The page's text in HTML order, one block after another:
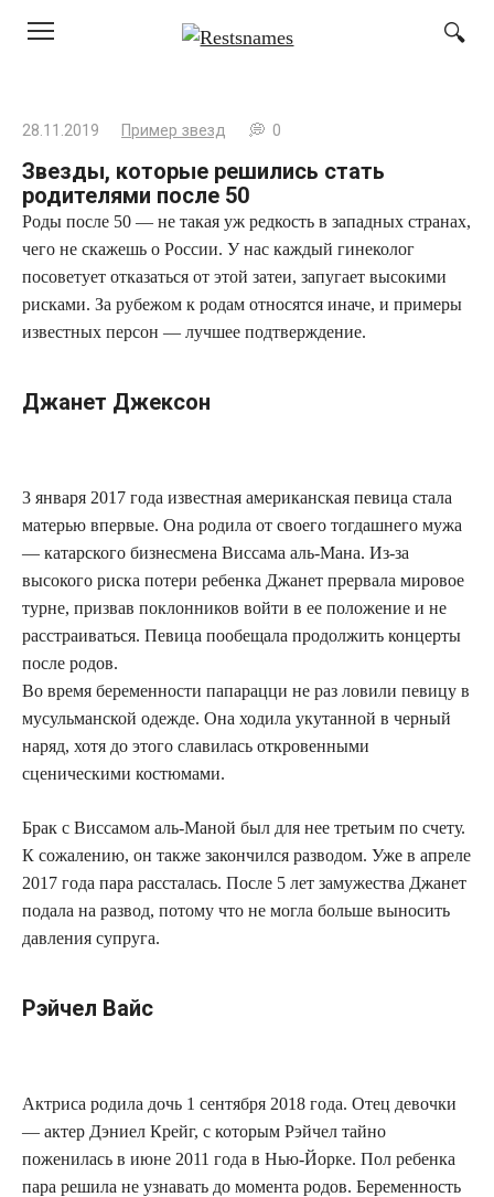
28.11.2019 Пример звезд 0
Звезды, которые решились стать
родителями после 50
Роды после 50 — не такая уж редкость в западных странах,
чего не скажешь о России. У нас каждый гинеколог
посоветует отказаться от этой затеи, запугает высокими
рисками. За рубежом к родам относятся иначе, и примеры
известных персон — лучшее подтверждение.
Джанет Джексон
3 января 2017 года известная американская певица стала
матерью впервые. Она родила от своего тогдашнего мужа
— катарского бизнесмена Виссама аль-Мана. Из-за
высокого риска потери ребенка Джанет прервала мировое
турне, призвав поклонников войти в ее положение и не
расстраиваться. Певица пообещала продолжить концерты
после родов.
Во время беременности папарацци не раз ловили певицу в
мусульманской одежде. Она ходила укутанной в черный
наряд, хотя до этого славилась откровенными
сценическими костюмами.
Брак с Виссамом аль-Маной был для нее третьим по счету.
К сожалению, он также закончился разводом. Уже в апреле
2017 года пара рассталась. После 5 лет замужества Джанет
подала на развод, потому что не могла больше выносить
давления супруга.
Рэйчел Вайс
Актриса родила дочь 1 сентября 2018 года. Отец девочки
— актер Дэниел Крейг, с которым Рэйчел тайно
поженилась в июне 2011 года в Нью-Йорке. Пол ребенка
пара решила не узнавать до момента родов. Беременность